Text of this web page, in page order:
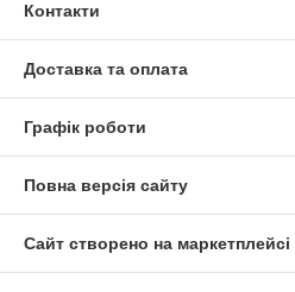
Контакти
Доставка та оплата
Графік роботи
Повна версія сайту
Сайт створено на маркетплейсі